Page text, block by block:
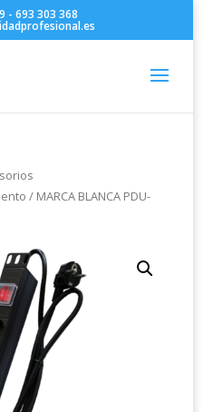
- 693 303 368
/ MARCA BLANCA PDU-